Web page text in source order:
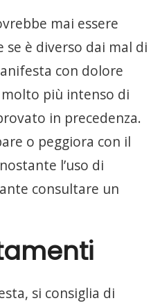
mai essere
è diverso dai mal di
con dolore
più intenso di
in precedenza.
o peggiora con il
l’uso di
consultare un
si consiglia di